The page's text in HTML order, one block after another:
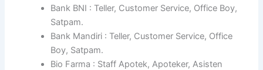
Bank BNI : Teller, Customer Service, Office Boy,
Satpam.
Bank Mandiri : Teller, Customer Service, Office
Boy, Satpam.
Bio Farma : Staff Apotek, Apoteker, Asisten